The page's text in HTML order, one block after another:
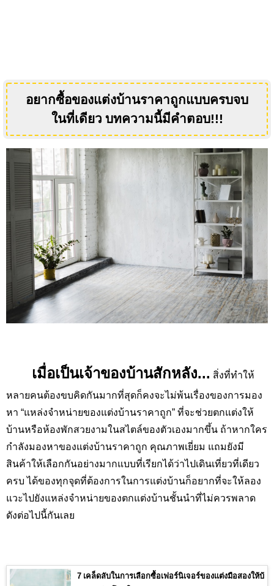
อยากซื้อของแต่งบ้านราคาถูกแบบครบจบ
ในที่เดียว บทความนี้มีคำตอบ!!!
เมื่อเป็นเจ้าของบ้านสักหลัง... สิ่งที่ทำให้
หลายคนต้องขบคิดกันมากที่สุดก็คงจะไม่พ้นเรื่องของการมอง
หา “แหล่งจำหน่ายของแต่งบ้านราคาถูก” ที่จะช่วยตกแต่งให้
บ้านหรือห้องพักสวยงามในสไตล์ของตัวเองมากขึ้น ถ้าหากใคร
กำลังมองหาของแต่งบ้านราคาถูก คุณภาพเยี่ยม แถมยังมี
สินค้าให้เลือกกันอย่างมากแบบที่เรียกได้ว่าไปเดินเที่ยวที่เดียว
ครบ ได้ของทุกจุดที่ต้องการในการแต่งบ้านก็อยากที่จะให้ลอง
แวะไปยังแหล่งจำหน่ายของตกแต่งบ้านชั้นนำที่ไม่ควรพลาด
ดังต่อไปนี้กันเลย
7 เคล็ดลับในการเลือกซื้อเฟอร์นิเจอร์ของแต่งมือสองให้บ้